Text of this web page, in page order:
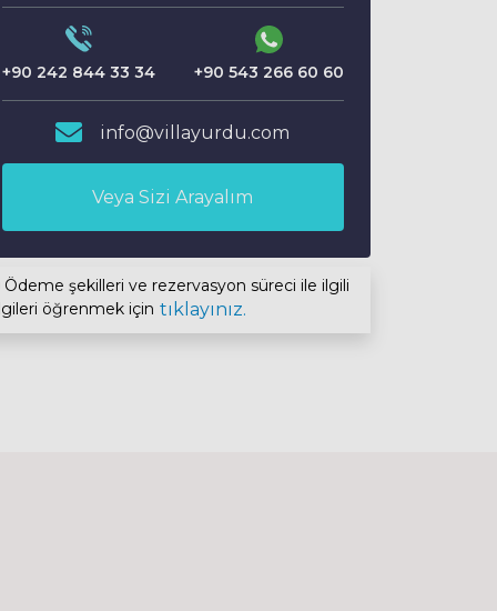
+90 242 844 33 34 +90 543 266 60 60
info@villayurdu.com
Veya Sizi Arayalım
Ödeme şekilleri ve rezervasyon süreci ile ilgili
öğrenmek için tıklayınız.